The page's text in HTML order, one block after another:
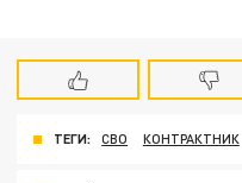
ТЕГИ: СВО КОНТРАКТНИК